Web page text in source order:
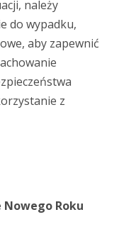
należy
do wypadku,
aby zapewnić
z
Roku